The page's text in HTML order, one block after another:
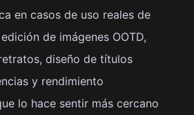
en casos de uso reales de
de imágenes OOTD,
diseño de títulos
y rendimiento
lo hace sentir más cercano